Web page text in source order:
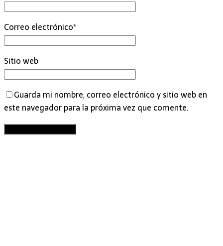
Correo electrónico*
Sitio web
Guarda mi nombre, correo electrónico y sitio web en
este navegador para la próxima vez que comente.